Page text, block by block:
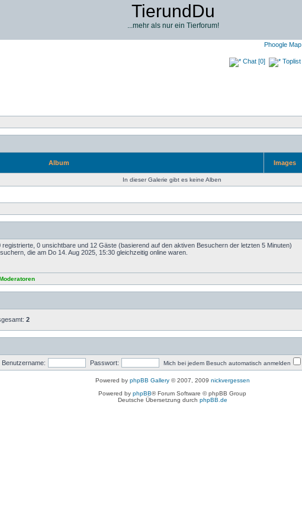
TierundDu
...mehr als nur ein Tierforum!
Phoogle Map
Chat [0] Toplist
Album Images
In dieser Galerie gibt es keine Alben
registrierte, 0 unsichtbare und 12 Gäste (basierend auf den aktiven Besuchern der letzten 5 Minuten)
die am Do 14. Aug 2025, 15:30 gleichzeitig online waren.
2
Benutzername: Passwort: Mich bei jedem Besuch automatisch anmelden
Powered by phpBB Gallery© 2007, 2009 nickvergessen
Powered by phpBB® Forum Software © phpBB Group
Deutsche Übersetzung durch phpBB.de